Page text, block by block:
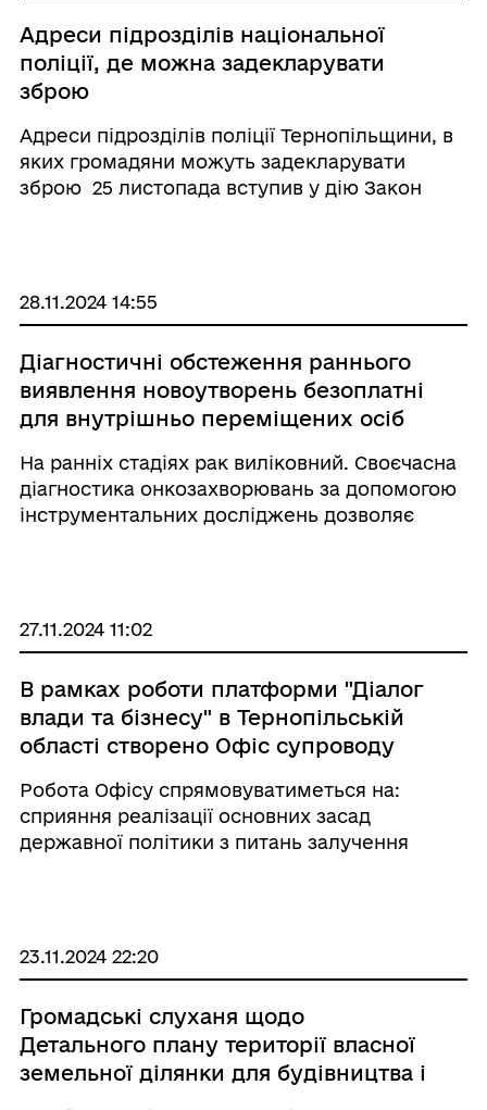
Адреси підрозділів національної
поліції, де можна задекларувати
зброю
Адреси підрозділів поліції Тернопільщини, в
яких громадяни можуть задекларувати
зброю 25 листопада вступив у дію Закон
28.11.2024 14:55
Діагностичні обстеження раннього
виявлення новоутворень безоплатні
для внутрішньо переміщених осіб
На ранніх стадіях рак виліковний. Своєчасна
діагностика онкозахворювань за допомогою
інструментальних досліджень дозволяє
кожному ...
27.11.2024 11:02
В рамках роботи платформи "Діалог
влади та бізнесу" в Тернопільській
області створено Офіс супроводу
Робота Офісу спрямовуватиметься на:
сприяння реалізації основних засад
державної політики з питань залучення
здійснення інвести ...
23.11.2024 22:20
Громадські слуханя щодо
Детального плану території власної
земельної ділянки для будівництва і